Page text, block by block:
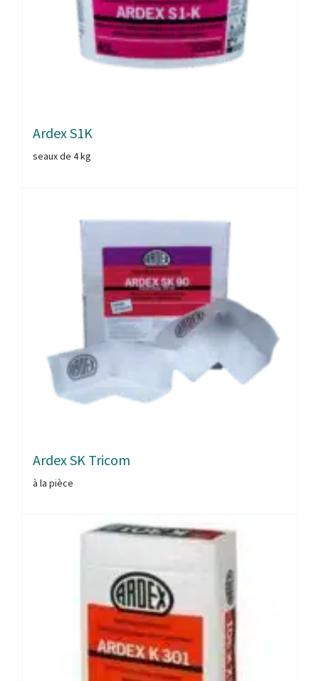
Ardex S1K
seaux de 4 kg
Ardex SK Tricom
à la pièce